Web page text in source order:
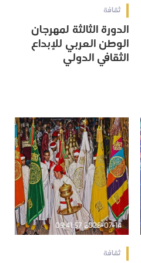
ثقافة
الدورة الثالثة لمهرجان
الوطن العربي للإبداع
الثقافي الدولي
2025-07-14 09:41:57
ثقافة